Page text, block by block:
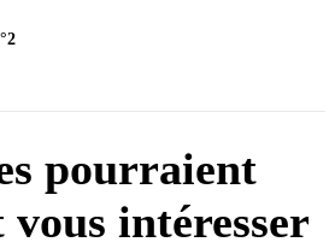
pourraient
vous intéresser